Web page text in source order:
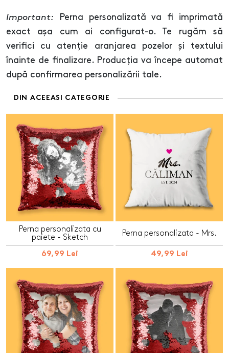
Important: Perna personalizată va fi imprimată
exact așa cum ai configurat-o. Te rugăm să
verifici cu atenție aranjarea pozelor și textului
înainte de finalizare. Producția va începe automat
după confirmarea personalizării tale.
DIN ACEEASI CATEGORIE
Perna personalizata cu
paiete - Sketch
69,99 Lei
Perna personalizata - Mrs.
49,99 Lei